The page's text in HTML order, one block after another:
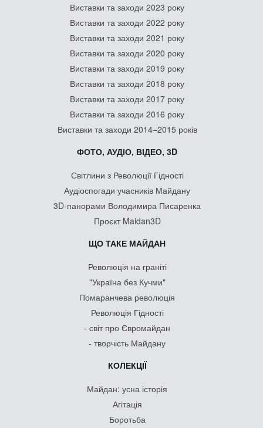
Виставки та заходи 2023 року
Виставки та заходи 2022 року
Виставки та заходи 2021 року
Виставки та заходи 2020 року
Виставки та заходи 2019 року
Виставки та заходи 2018 року
Виставки та заходи 2017 року
Виставки та заходи 2016 року
Виставки та заходи 2014–2015 років
ФОТО, АУДІО, ВІДЕО, 3D
Світлини з Революції Гідності
Аудіоспогади учасників Майдану
3D-панорами Володимира Писаренка
Проєкт Maidan3D
ЩО ТАКЕ МАЙДАН
Революція на граніті
"Україна без Кучми"
Помаранчева революція
Революція Гідності
- світ про Євромайдан
- творчість Майдану
КОЛЕКЦІЇ
Майдан: усна історія
Агітація
Боротьба